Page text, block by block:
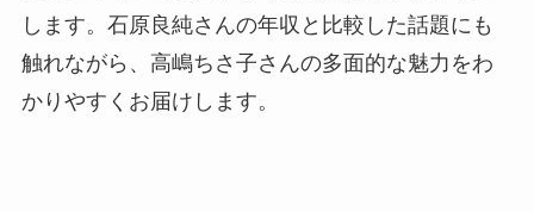
します。石原良純さんの年収と比較した話題にも
触れながら、高嶋ちさ子さんの多面的な魅力をわ
かりやすくお届けします。